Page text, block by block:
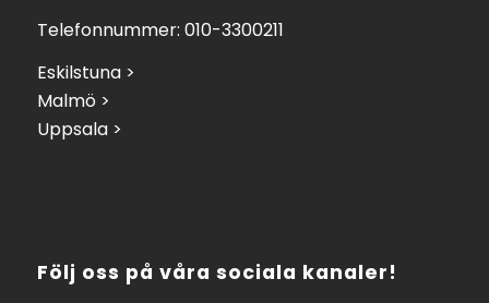
Telefonnummer: 010-3300211
Eskilstuna >
Malmö >
Uppsala >
Följ oss på våra sociala kanaler!